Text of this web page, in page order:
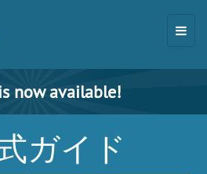
now available!
ガイド